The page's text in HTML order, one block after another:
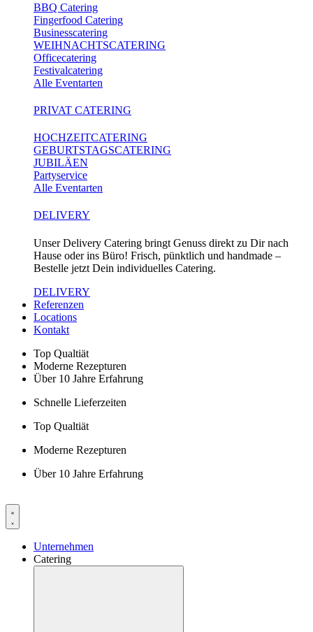
BBQ Catering
Fingerfood Catering
Businesscatering
WEIHNACHTSCATERING
Officecatering
Festivalcatering
Alle Eventarten
PRIVAT CATERING
HOCHZEITCATERING
GEBURTSTAGSCATERING
JUBILÄEN
Partyservice
Alle Eventarten
DELIVERY
Unser Delivery Catering bringt Genuss direkt zu Dir nach
Hause oder ins Büro! Frisch, pünktlich und handmade –
Bestelle jetzt Dein individuelles Catering.
DELIVERY
Referenzen
Locations
Kontakt
Top Qualtiät
Moderne Rezepturen
Über 10 Jahre Erfahrung
Schnelle Lieferzeiten
Top Qualtiät
Moderne Rezepturen
Über 10 Jahre Erfahrung
Unternehmen
Catering